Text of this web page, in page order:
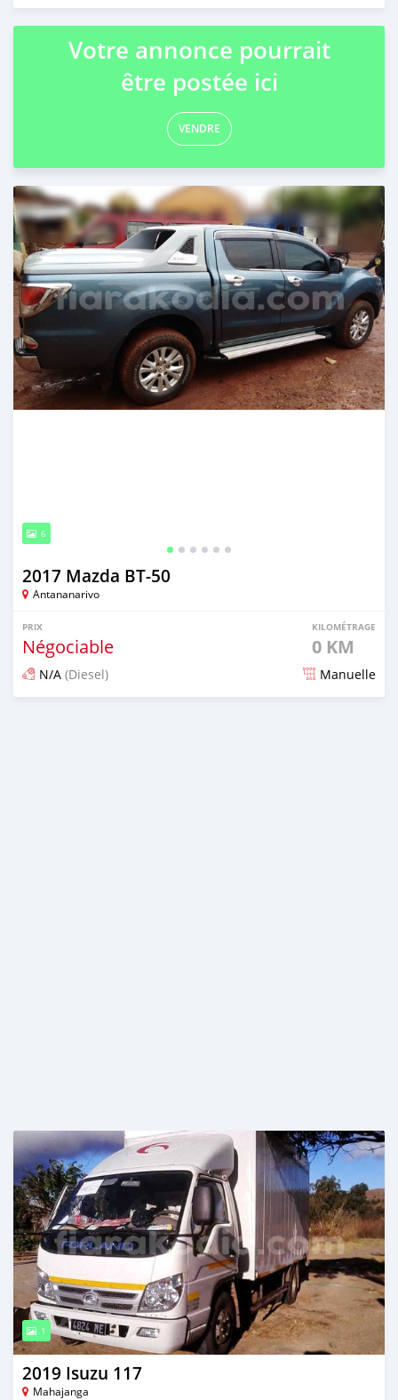
Publié il y a plus de 4 ans
Votre annonce pourrait
être postée ici
VENDRE
6
2017 Mazda BT-50
Antananarivo
PRIX
Négociable
KILOMÉTRAGE
0 KM
N/A (Diesel) Manuelle
1
2019 Isuzu 117
Mahajanga